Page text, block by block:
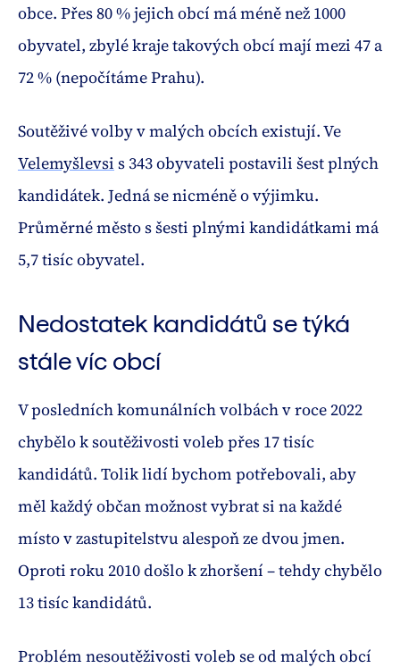
obce. Přes 80 % jejich obcí má méně než 1000
obyvatel, zbylé kraje takových obcí mají mezi 47 a
72 % (nepočítáme Prahu).
Soutěživé volby v malých obcích existují. Ve
Velemyšlevsi s 343 obyvateli postavili šest plných
kandidátek. Jedná se nicméně o výjimku.
Průměrné město s šesti plnými kandidátkami má
5,7 tisíc obyvatel.
Nedostatek kandidátů se týká
stále víc obcí
V posledních komunálních volbách v roce 2022
chybělo k soutěživosti voleb přes 17 tisíc
kandidátů. Tolik lidí bychom potřebovali, aby
měl každý občan možnost vybrat si na každé
místo v zastupitelstvu alespoň ze dvou jmen.
Oproti roku 2010 došlo k zhoršení – tehdy chybělo
13 tisíc kandidátů.
Problém nesoutěživosti voleb se od malých obcí